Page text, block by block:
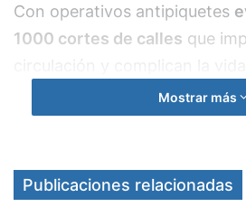
Con operativos antipiquetes
1000 cortes de calles que
circulación y complican la vida
Constitución vieron
reclamo: por decisión del jefe
Mostrar más
Publicaciones relacionadas